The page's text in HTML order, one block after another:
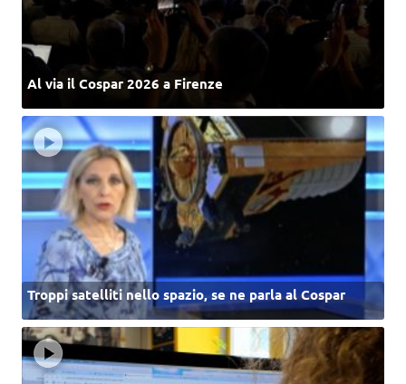
Al via il Cospar 2026 a Firenze
Troppi satelliti nello spazio, se ne parla al Cospar